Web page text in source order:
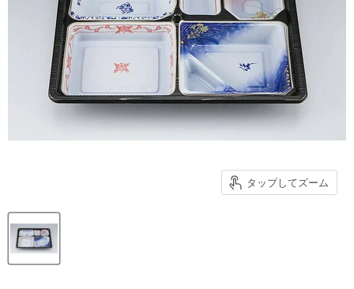
タップしてズーム